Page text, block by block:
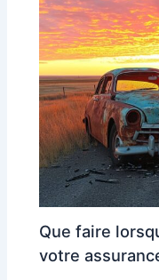
Que faire
votre